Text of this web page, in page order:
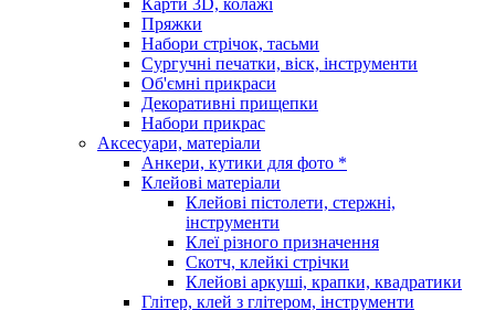
Пряжки
Набори стрічок, тасьми
Сургучні печатки, віск, інструменти
Об'ємні прикраси
Декоративні прищепки
Набори прикрас
Аксесуари, матеріали
Анкери, кутики для фото *
Клейові матеріали
Клейові пістолети, стержні,
інструменти
Клеї різного призначення
Скотч, клейкі стрічки
Клейові аркуші, крапки, квадратики
Глітер, клей з глітером, інструменти